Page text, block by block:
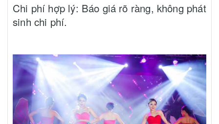
Chi phí hợp lý: Báo giá rõ ràng, không phát
sinh chi phí.